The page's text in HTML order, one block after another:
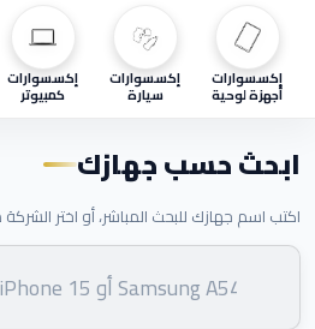
إكسسوارات
أجهزة لوحية
إكسسوارات
سيارة
إكسسوارات
كمبيوتر
ابحث حسب جهازك
اكتب اسم جهازك للبحث المباشر، أو اختر